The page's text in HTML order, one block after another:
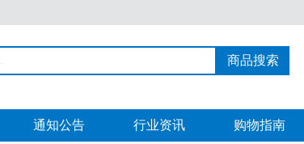
商品搜索
通知公告 行业资讯 购物指南